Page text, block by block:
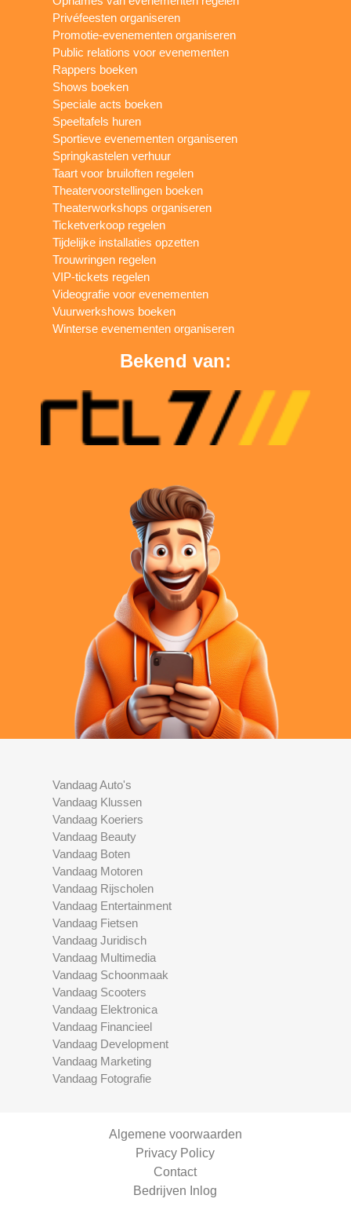
Privéfeesten organiseren
Promotie-evenementen organiseren
Public relations voor evenementen
Rappers boeken
Shows boeken
Speciale acts boeken
Speeltafels huren
Sportieve evenementen organiseren
Springkastelen verhuur
Taart voor bruiloften regelen
Theatervoorstellingen boeken
Theaterworkshops organiseren
Ticketverkoop regelen
Tijdelijke installaties opzetten
Trouwringen regelen
VIP-tickets regelen
Videografie voor evenementen
Vuurwerkshows boeken
Winterse evenementen organiseren
Bekend van:
Vandaag Auto's
Vandaag Klussen
Vandaag Koeriers
Vandaag Beauty
Vandaag Boten
Vandaag Motoren
Vandaag Rijscholen
Vandaag Entertainment
Vandaag Fietsen
Vandaag Juridisch
Vandaag Multimedia
Vandaag Schoonmaak
Vandaag Scooters
Vandaag Elektronica
Vandaag Financieel
Vandaag Development
Vandaag Marketing
Vandaag Fotografie
Algemene voorwaarden
Privacy Policy
Contact
Bedrijven Inlog